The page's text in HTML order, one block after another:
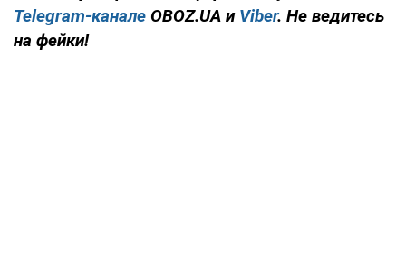
Telegram-канале OBOZ.UA и Viber. Не ведитесь
на фейки!